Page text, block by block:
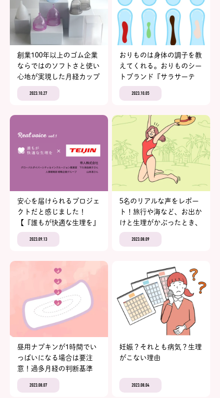
創業100年以上のゴム企業
ならではのソフトさと使い
心地が実現した月経カップ
【フェムテックジャパンア
ワード2023 エントリー
2023.10.27
おりものは身体の調子を教
えてくれる。おりものシー
トブランド『サラサーテ
ィ』から学ぶ、おりもの5
つの基礎知識
2023.10.05
安心を届けられるプロジェ
クトだと感じました！
【『誰もが快適な生理を』
リアルヴォイスvol.1 帝人
株式会社】
2023.09.13
5名のリアルな声をレポー
ト！旅行や海など、お出か
けと生理がかぶったとき、
みんなはどうしてる？
2023.08.09
昼用ナプキンが1時間でい
っぱいになる場合は要注
意！過多月経の判断基準
2023.08.07
妊娠？それとも病気？生理
がこない理由
2023.08.04